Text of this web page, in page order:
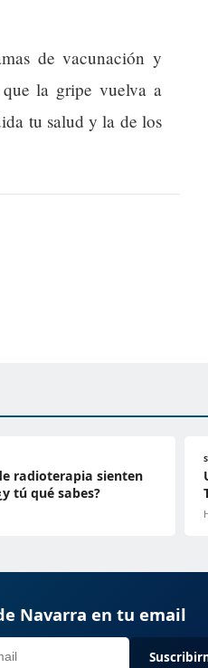
de vacunación y
la gripe vuelva a
tu salud y la de los
radioterapia sienten
tú qué sabes?
Navarra en tu email